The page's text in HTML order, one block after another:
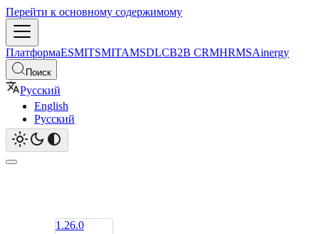
Перейти к основному содержимому
ПлатформаESMITSMITAMSDLCB2B CRMHRMSAinergy
Поиск
Русский
English
Русский
1.26.0